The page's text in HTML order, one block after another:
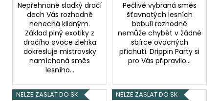
Nepřehnaně sladký dračí
dech Vás rozhodně
nenechá klidným.
Základ plný exotiky z
dračího ovoce zlehka
dokresluje mistrovsky
namíchaná směs
lesního...
Pečlivě vybraná směs
šťavnatých lesních
bobulí rozhodně
nemůže chybět v žádné
sbírce ovocných
příchutí. Drippin Party si
pro Vás připravilo...
NELZE ZASLAT DO SK
NELZE ZASLAT DO SK